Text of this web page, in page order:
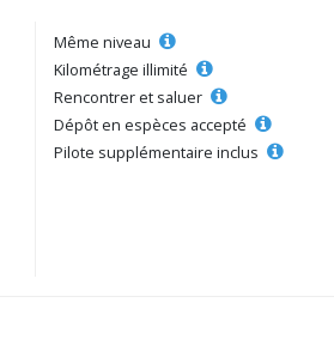
Même niveau
Kilométrage illimité
Rencontrer et saluer
Dépôt en espèces accepté
Pilote supplémentaire inclus